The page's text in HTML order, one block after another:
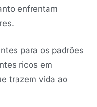
enfrentam
para os padrões
ricos em
trazem vida ao